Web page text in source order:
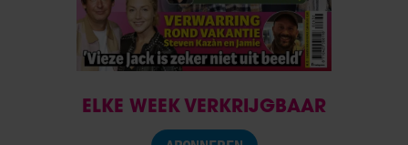
ELKE WEEK VERKRIJGBAAR